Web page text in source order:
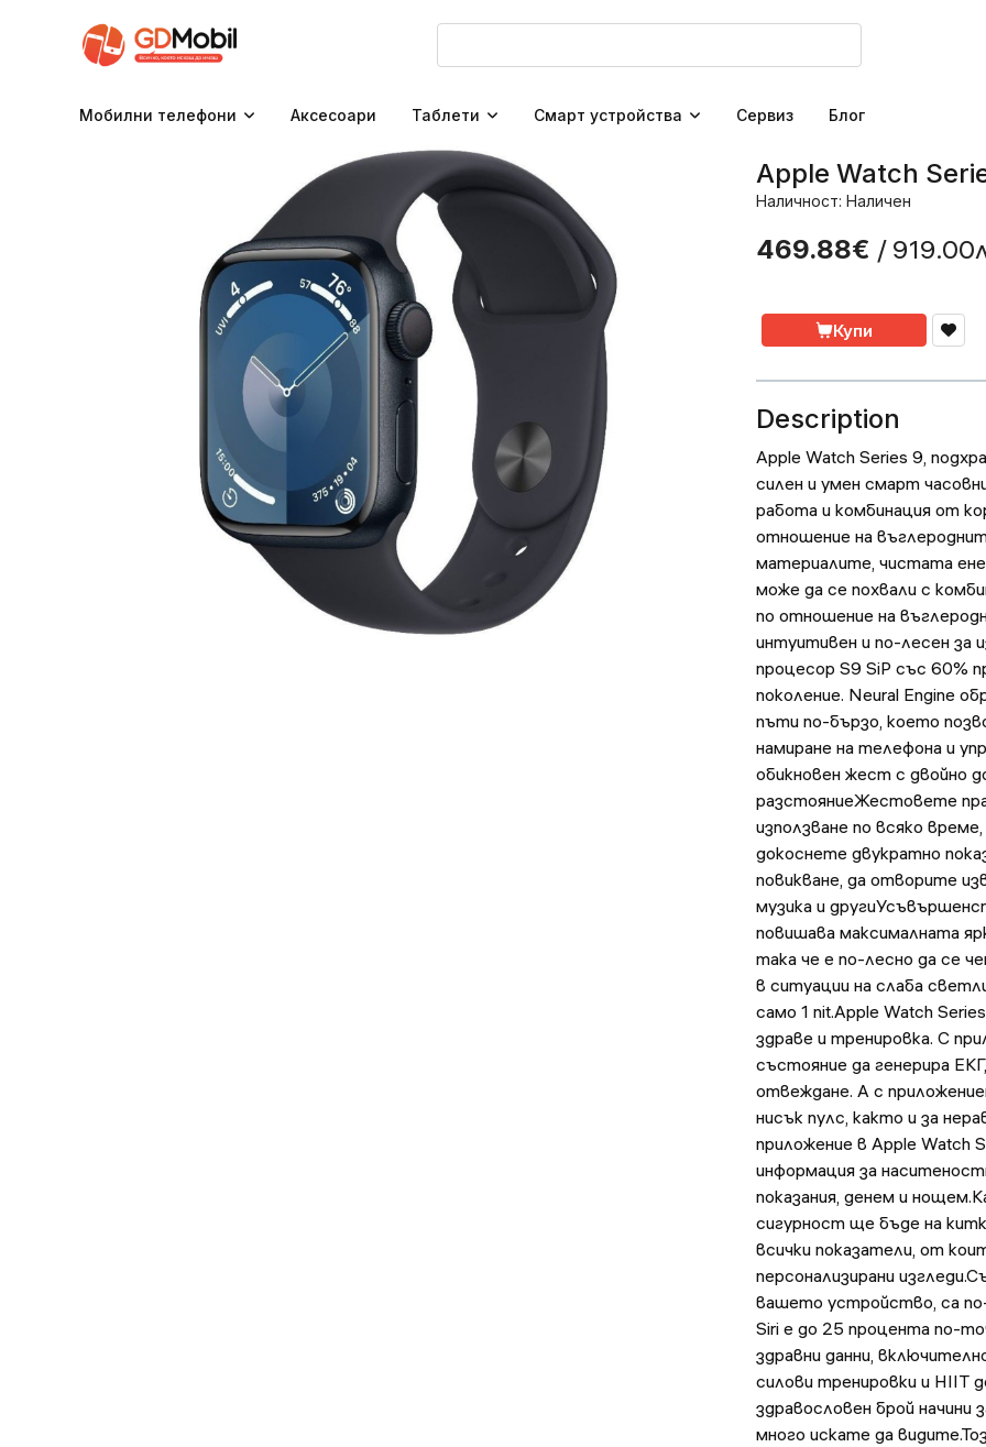
Мобилни телефони Аксесоари Таблети Смарт устройства Сервиз Блог
Apple Watch
Наличност: Наличен
469.88€ /
Купи
Description
Apple Watch Series 9,
силен и умен смарт
работа и комбинация от
отношение на
материалите, чистата
може да се похвали с
по отношение на
интуитивен и по-лесен за
процесор S9 SiP със 60%
поколение. Neural Engine
пъти по-бързо, което
намиране на телефона и
обикновен жест с двойно
разстояниеЖестовете
използване по всяко
докоснете двукратно
повикване, да отворите
музика и
повишава максималната
така че е по-лесно да се
в ситуации на слаба
само 1 nit.Apple Watch
здраве и тренировка. С
състояние да генерира
отвеждане. А с
нисък пулс, както и за
приложение в Apple Watch
информация за
показания, денем и
сигурност ще бъде на
всички показатели, от
персонализирани
вашето устройство, са
Siri е до 25 процента по-
здравни данни,
силови тренировки и HIIT
здравословен брой
много искате да